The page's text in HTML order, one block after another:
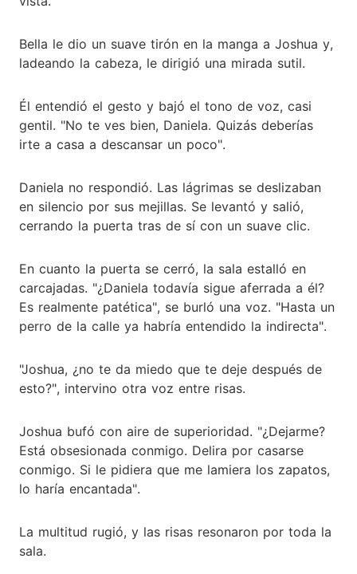
Bella le dio un suave tirón en la manga a Joshua y,
ladeando la cabeza, le dirigió una mirada sutil.
Él entendió el gesto y bajó el tono de voz, casi
gentil. "No te ves bien, Daniela. Quizás deberías
irte a casa a descansar un poco".
Daniela no respondió. Las lágrimas se deslizaban
en silencio por sus mejillas. Se levantó y salió,
cerrando la puerta tras de sí con un suave clic.
En cuanto la puerta se cerró, la sala estalló en
carcajadas. "¿Daniela todavía sigue aferrada a él?
Es realmente patética", se burló una voz. "Hasta un
perro de la calle ya habría entendido la indirecta".
"Joshua, ¿no te da miedo que te deje después de
esto?", intervino otra voz entre risas.
Joshua bufó con aire de superioridad. "¿Dejarme?
Está obsesionada conmigo. Delira por casarse
conmigo. Si le pidiera que me lamiera los zapatos,
lo haría encantada".
La multitud rugió, y las risas resonaron por toda la
sala.